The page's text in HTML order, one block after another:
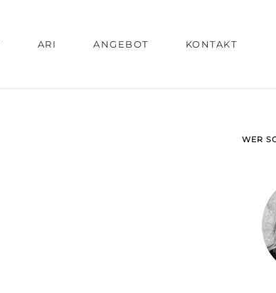
ARI ANGEBOT KONTAKT
WER